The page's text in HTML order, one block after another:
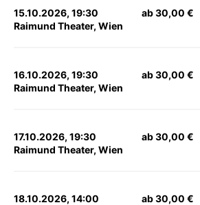
15.10.2026, 19:30
Raimund Theater, Wien
ab 30,00 €
16.10.2026, 19:30
Raimund Theater, Wien
ab 30,00 €
17.10.2026, 19:30
Raimund Theater, Wien
ab 30,00 €
18.10.2026, 14:00
ab 30,00 €